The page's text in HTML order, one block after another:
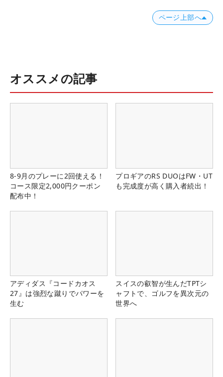
ページ上部へ
オススメの記事
8-9月のプレーに2回使える！
コース限定2,000円クーポン
配布中！
プロギアのRS DUOはFW・UT
も完成度が高く購入者続出！
アディダス『コードカオス
27』は強烈な蹴りでパワーを
生む
スイスの叡智が生んだTPTシ
ャフトで、ゴルフを異次元の
世界へ